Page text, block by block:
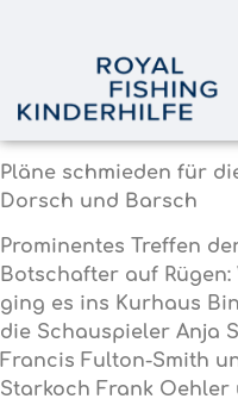
Pläne schmieden für
Dorsch und Barsch
Prominentes Treffen
Botschafter auf Rügen:
ging es ins Kurhaus
die Schauspieler Anja
Francis Fulton-Smith
Starkoch Frank